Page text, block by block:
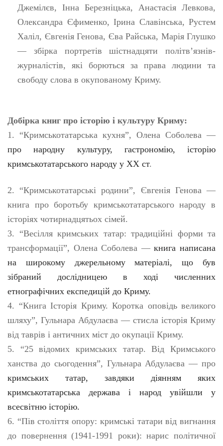
Джемілєв, Інна Березніцька, Анастасія Левкова,
Олександра Єфименко, Ірина Славінська, Рустем
Халіл, Євгенія Генова, Єва Райська, Марія Глушко
— збірка портретів шістнадцяти політвʼязнів-
журналістів, які борються за права людини та
свободу слова в окупованому Криму.
Добірка книг про історію і культуру Криму:
1. “Кримськотатарська кухня”, Олена Соболева —
про народну культуру, гастрономію, історію
кримськотатарського народу у ХХ ст.
2. “Кримськотатарські родини”, Євгенія Генова —
книга про боротьбу кримськотатарського народу в
історіях чотирнадцятьох сімей.
3. “Весілля кримських татар: традиційні форми та
трансформації”, Олена Соболева —книга написана
на широкому джерельному матеріалі, що був
зібраний дослідницею в ході численних
етнографічних експедицій до Криму.
4. “Книга Історія Криму. Коротка оповідь великого
шляху”, Гульнара Абдулаєва — стисла історія Криму
від таврів і античних міст до окупації Криму.
5. “25 відомих кримських татар. Від Кримського
ханства до сьогодення”, Гульнара Абдулаєва — про
кримських татар, завдяки діянням яких
кримськотатарська держава і народ увійшли у
всесвітню історію.
6. “Пів століття опору: кримські татари від вигнання
до повернення (1941-1991 роки): нарис політичної